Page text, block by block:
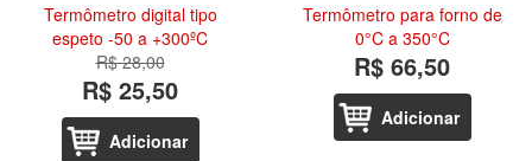
Termômetro digital tipo
espeto -50 a +300ºC
R$ 28,00
R$ 25,50
Adicionar
Termômetro para forno de
0°C a 350°C
R$ 66,50
Adicionar